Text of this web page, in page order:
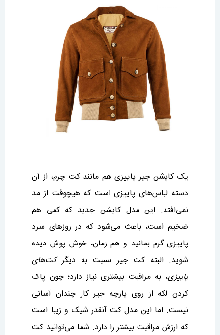
یک کاپشن جیر پاییزی هم مانند کت چرم، از آن
دسته لباس‌های پاییزی است که هیچوقت از مد
نمی‌افتد. این مدل کاپشن جدید که کمی هم
ضخیم است، باعث می‌شود که در روزهای سرد
پاییزی گرم بمانید و هم زمان، خوش پوش دیده
شوید. البته کت جیر نسبت به دیگرکت‌های
پاییزی، به مراقبت بیشتری نیاز دارد؛ چون پاک
کردن لکه از روی پارچه جیر کار چندان آسانی
نیست. اما این مدل کت آنقدر شیک و زیبا است
که ارزش مراقبت بیشتر را دارد. شما می‌توانید کت